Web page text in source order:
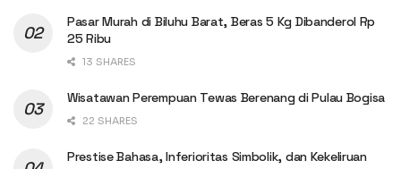
Pasar Murah di Biluhu Barat, Beras 5 Kg Dibanderol Rp
25 Ribu
13 SHARES
Wisatawan Perempuan Tewas Berenang di Pulau Bogisa
22 SHARES
Prestise Bahasa, Inferioritas Simbolik, dan Kekeliruan